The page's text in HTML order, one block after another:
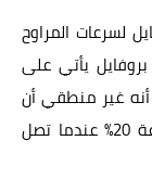
لسرعات المراوح
يأتي على
أنه غير منطقي أن
تقوم بضبط مروحة كارت الشاشة للعمل بسرعة 20% عندما تصل